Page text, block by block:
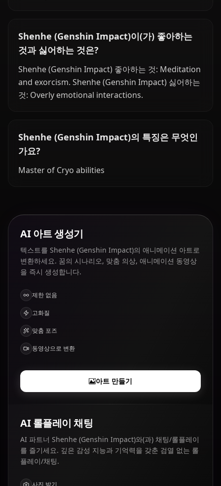
Shenhe (Genshin Impact)이(가) 좋아하는
것과 싫어하는 것은?
Shenhe (Genshin Impact) 좋아하는 것: Meditation
and exorcism. Shenhe (Genshin Impact) 싫어하는
것: Overly emotional interactions.
Shenhe (Genshin Impact)의 특징은 무엇인
가요?
Master of Cryo abilities
AI 아트 생성기
텍스트를 Shenhe (Genshin Impact)의 애니메이션 아트로
변환하세요. 꿈의 시나리오, 맞춤 의상, 애니메이션 동영상
을 즉시 생성합니다.
제한 없음
고화질
맞춤 포즈
동영상으로 변환
아트 만들기
AI 롤플레이 채팅
AI 파트너 Shenhe (Genshin Impact)와(과) 채팅/롤플레이
를 즐기세요. 깊은 감성 지능과 기억력을 갖춘 검열 없는 롤
플레이/채팅.
사진 받기